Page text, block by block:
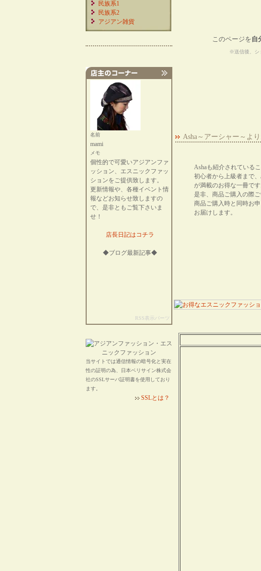
このページを自
※送信後、シ
Asha～アーシャー～よ
Ashaも紹介されているこ
初心者から上級者まで
が満載のお得な一冊です
是非、商品ご購入の際
商品ご購入時と同時お
お届けします。
民族系1
民族系2
アジアン雑貨
名前
mami
メモ
個性的で可愛いアジアンファ
ッション、エスニックファッ
ションをご提供致します。
更新情報や、各種イベント情
報などお知らせ致しますの
で、是非ともご覧下さいま
せ！
店長日記はコチラ
◆ブログ最新記事◆
RSS表示パーツ
当サイトでは通信情報の暗号化と実在
性の証明の為、日本ベリサイン株式会
社のSSLサーバ証明書を使用しており
ます。
SSLとは？